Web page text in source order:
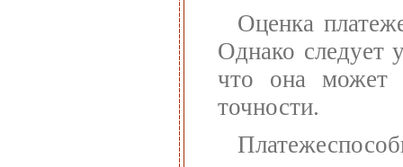
Оценка
Однако следует
что она может
точности.